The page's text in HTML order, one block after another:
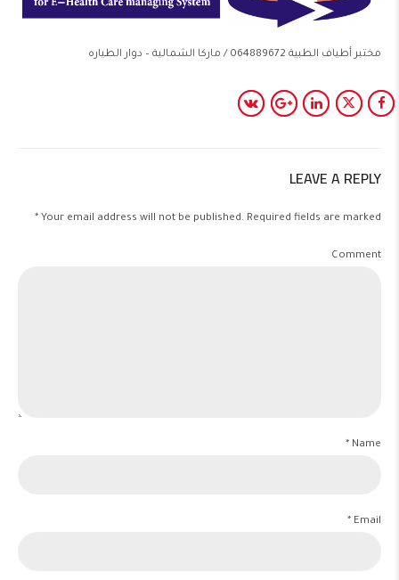
مختبر أطياف الطبية 064889672 / ماركا الشمالية – دوار الطياره
LEAVE A REPLY
Your email address will not be published. Required fields are marked *
Comment
Name *
Email *